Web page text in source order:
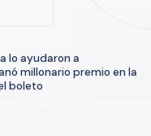
lo ayudaron a
millonario premio en la
boleto